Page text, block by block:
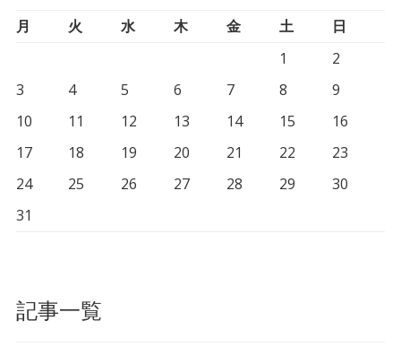
月 火 水 木 金 土
日
1
2
3
4 5 6 7 8
9
10
11 12 13 14 15
16
17
18 19 20 21 22
23
24
25 26 27 28 29
30
31
記事一覧